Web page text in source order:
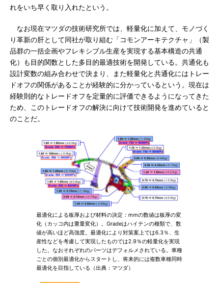
れをいち早く取り入れたという。
なお現在マツダの技術研究所では、軽量化に加えて、モノづく
り革新の肝として同社が取り組む「コモンアーキテクチャ」（製
品群の一括企画やフレキシブル生産を実現する基本構造の共通
化）も目的関数とした多目的最適技術を開発している。共通化も
設計変数の組み合わせで決まり、また軽量化と共通化にはトレー
ドオフの関係があることが経験的に分かっているという。現在は
経験則的なトレードオフを定量的に評価できるようになってきた
ため、このトレードオフの解決に向けて技術開発を進めていると
のことだ。
最適化による板厚および材料の決定：mmの数値は板厚の変
化（カッコ内は重量変化）。Gradeはハイテンの種類で、数
値が高いほど高強度。最適化により対策案上では6.3％、生
産性などを考慮して実現したものでは2.9％の軽量化を実現
した。なおそれぞれのパーツはデフォルメされている。車種
ごとの個別最適化からスタートし、将来的には複数車種同時
最適化を目指している（出典：マツダ）